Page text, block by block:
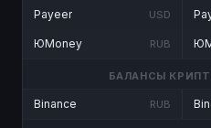
Payeer USD
ЮMoney RUB
БАЛАНСЫ
Binance RUB